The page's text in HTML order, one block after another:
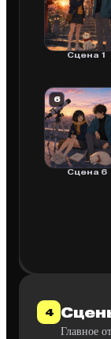
Сцена 1
6
Сцена 6
4
Главное